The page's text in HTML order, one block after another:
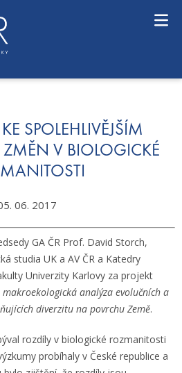
SPOLEHLIVĚJŠÍM
ZMĚN V BIOLOGICKÉ
06. 2017
GA ČR Prof. David Storch,
studia UK a AV ČR a Katedry
Univerzity Karlovy za projekt
analýza evolučních a
diverzitu na povrchu Země.
rozdíly v biologické rozmanitosti
probíhaly v České republice a